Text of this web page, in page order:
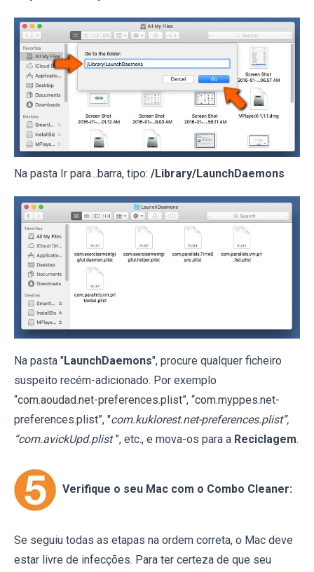
Na pasta Ir para...barra, tipo: /Library/LaunchDaemons
Na pasta "LaunchDaemons", procure qualquer ficheiro
suspeito recém-adicionado. Por exemplo
“com.aoudad.net-preferences.plist”, “com.myppes.net-
preferences.plist”, "com.kuklorest.net-preferences.plist”,
“com.avickUpd.plist ”, etc., e mova-os para a Reciclagem.
Verifique o seu Mac com o Combo Cleaner:
Se seguiu todas as etapas na ordem correta, o Mac deve
estar livre de infecções. Para ter certeza de que seu